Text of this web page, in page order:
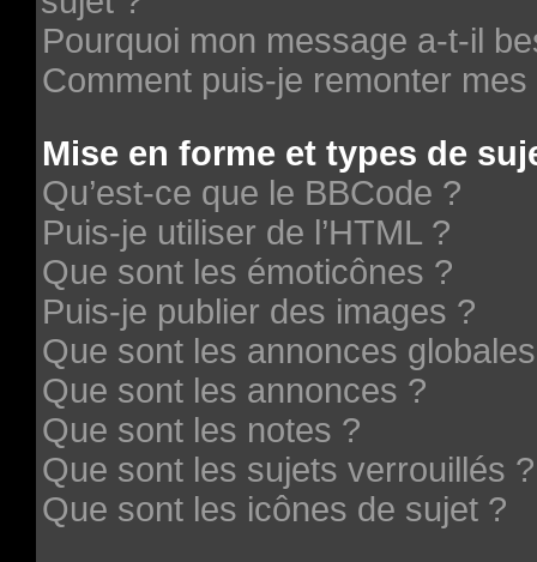
Pourquoi mon message a-t-il
Comment puis-je remonter
Mise en forme et types de
Qu’est-ce que le BBCode ?
Puis-je utiliser de l’HTML ?
Que sont les émoticônes ?
Puis-je publier des images ?
Que sont les annonces
Que sont les annonces ?
Que sont les notes ?
Que sont les sujets verrouillés ?
Que sont les icônes de sujet ?